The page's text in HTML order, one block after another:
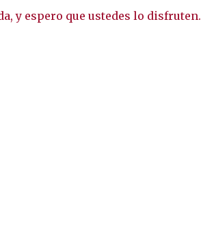
y espero que ustedes lo disfruten.